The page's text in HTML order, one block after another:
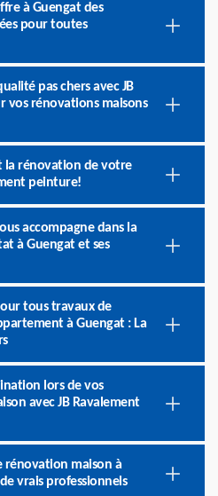
à Guengat des
pour toutes
pas chers avec JB
vos rénovations maisons
la rénovation de votre
peinture!
accompagne dans la
à Guengat et ses
tous travaux de
à Guengat : La
lors de vos
avec JB Ravalement
rénovation maison à
vrais professionnels